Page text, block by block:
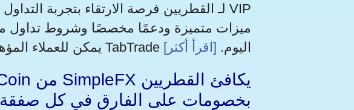
يمكن للعملاء المؤهلين التقديم مباشرةً عبر منصة TabTrade اليوم. [اقرأ أكثر]
بخصومات على الفارق في كل صفقة